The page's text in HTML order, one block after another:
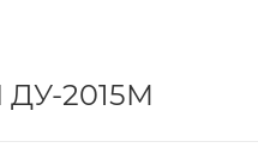
2015М